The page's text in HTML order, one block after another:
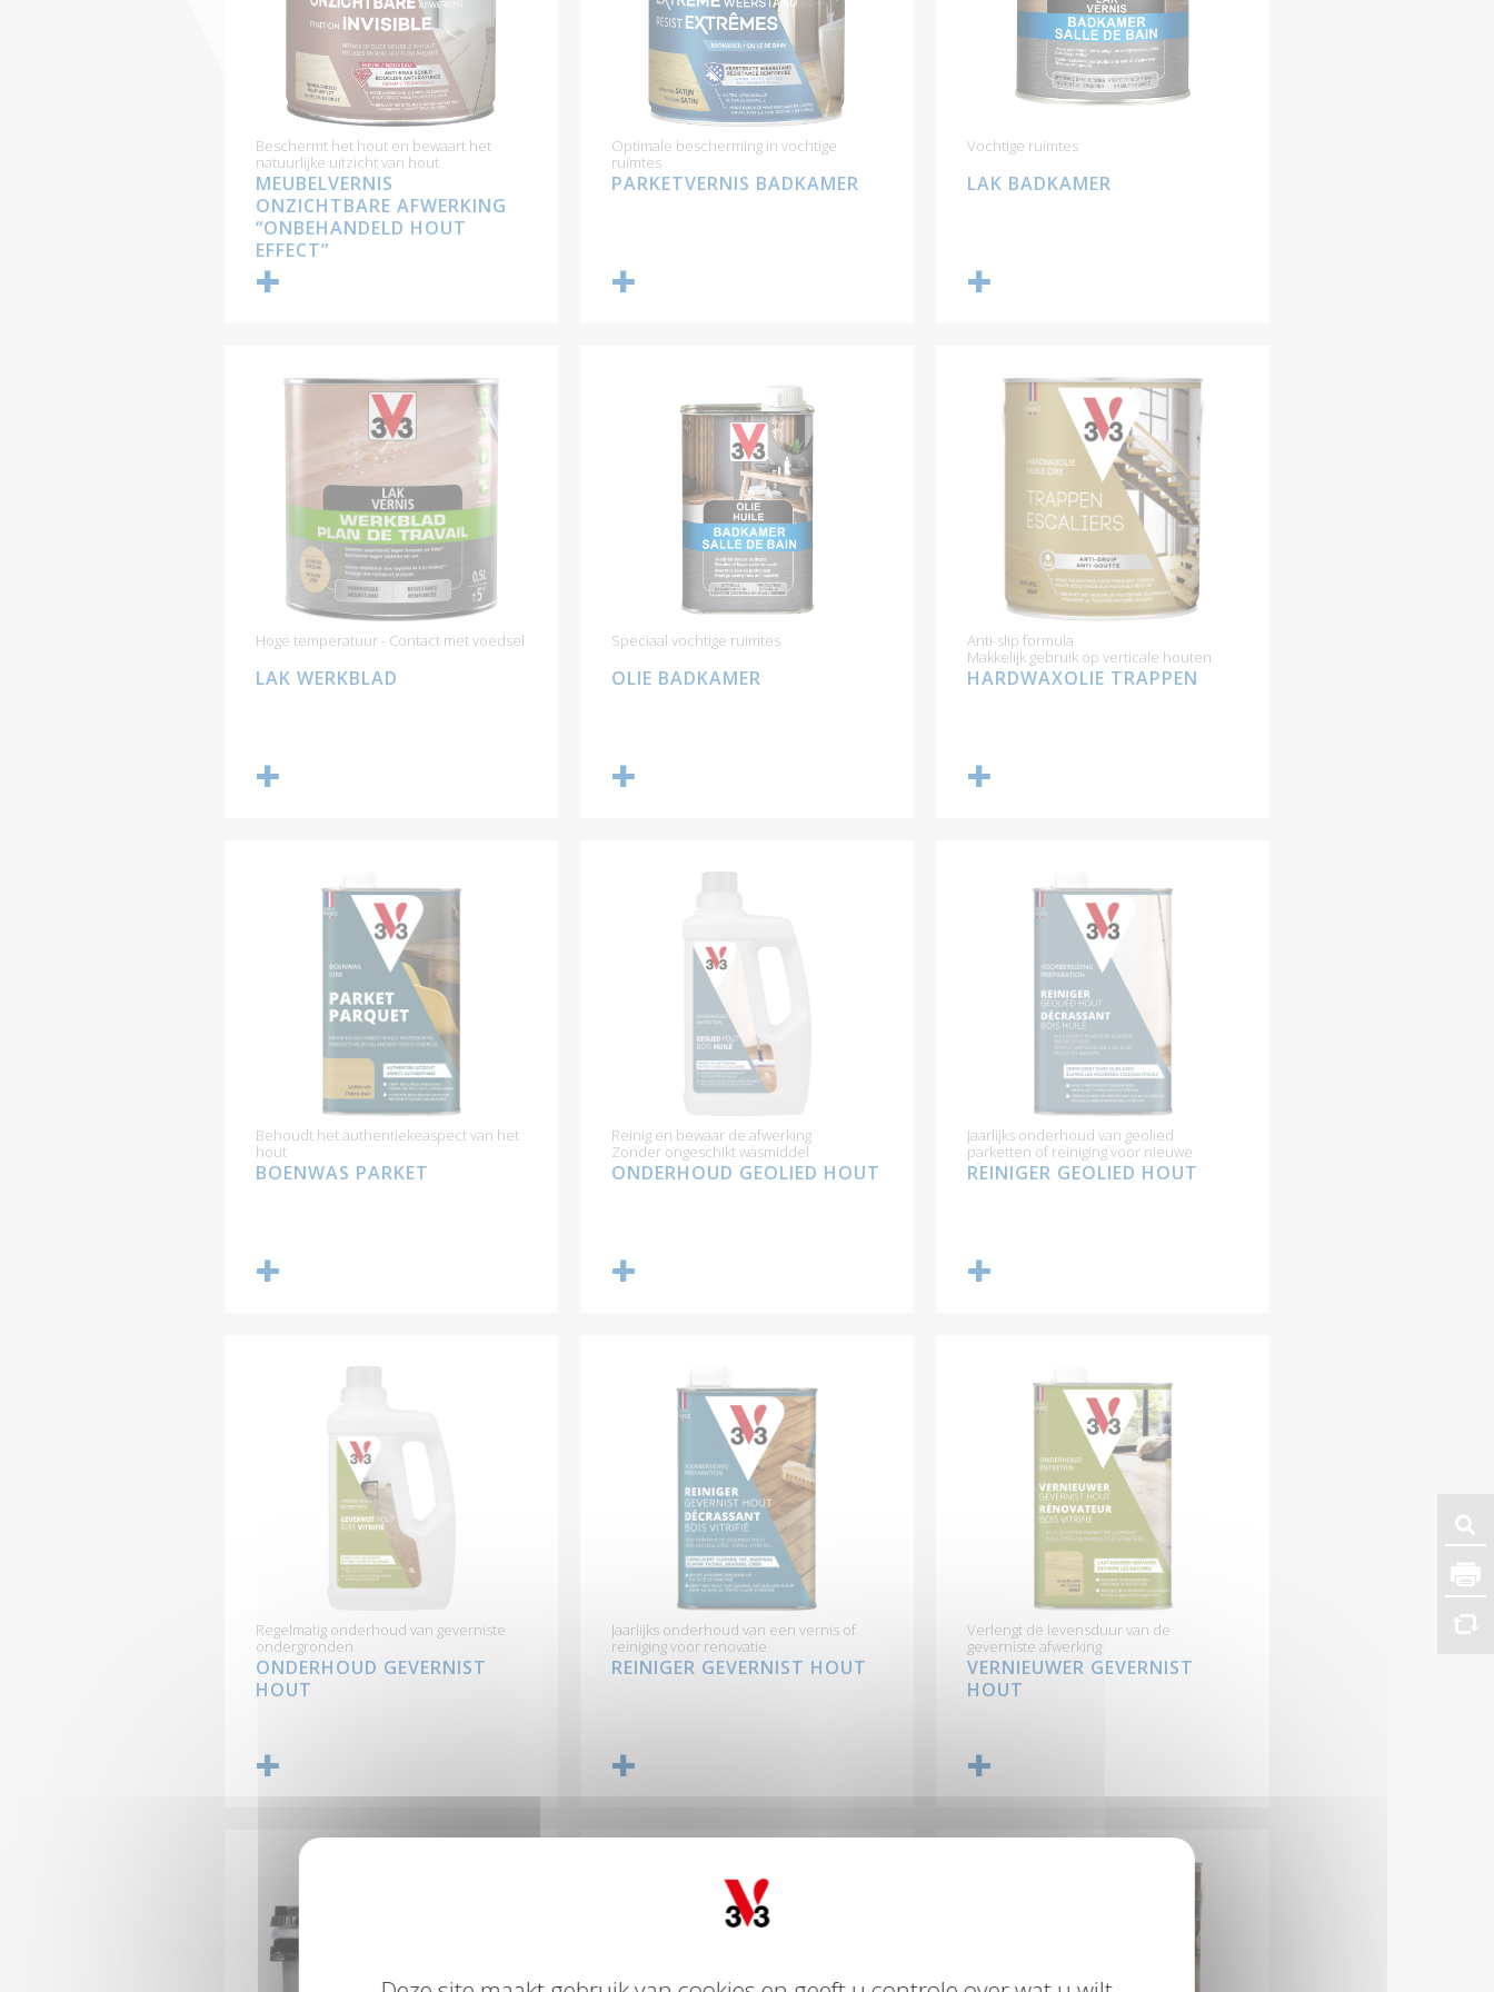
Beschermt het hout en bewaart het
natuurlijke uitzicht van hout
MEUBELVERNIS
ONZICHTBARE AFWERKING
“ONBEHANDELD HOUT
EFFECT”
Optimale bescherming in vochtige
ruimtes
PARKETVERNIS BADKAMER
Vochtige ruimtes
LAK BADKAMER
Hoge temperatuur - Contact met voedsel
LAK WERKBLAD
Speciaal vochtige ruimtes
OLIE BADKAMER
Anti-slip formula
Makkelijk gebruik op verticale houten
HARDWAXOLIE TRAPPEN
Behoudt het authentiekeaspect van het
hout
BOENWAS PARKET
Reinig en bewaar de afwerking
Zonder ongeschikt wasmiddel
ONDERHOUD GEOLIED HOUT
Jaarlijks onderhoud van geolied
parketten of reiniging voor nieuwe
afwerking
REINIGER GEOLIED HOUT
Regelmatig onderhoud van geverniste
ondergronden
ONDERHOUD GEVERNIST
HOUT
Jaarlijks onderhoud van een vernis of
reiniging voor renovatie
REINIGER GEVERNIST HOUT
Verlengt de levensduur van de
geverniste afwerking
VERNIEUWER GEVERNIST
HOUT